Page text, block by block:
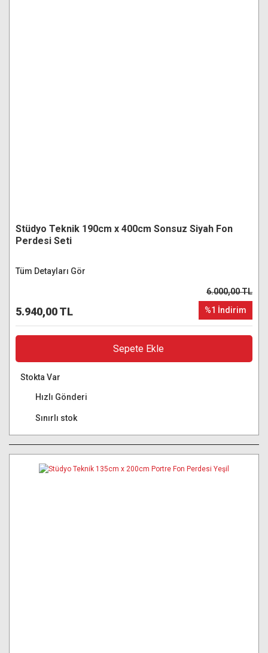
Stüdyo Teknik 190cm x 400cm Sonsuz Siyah Fon
Perdesi Seti
Tüm Detayları Gör
5.940,00 TL
6.000,00 TL
%1 İndirim
Sepete Ekle
Stokta Var
Hızlı Gönderi
Sınırlı stok